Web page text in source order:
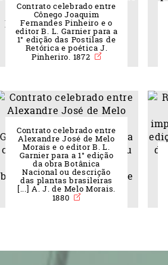
Contrato celebrado entre
Cônego Joaquim
Fernandes Pinheiro e o
editor B. L. Garnier para a
1° edição das Postilas de
Retórica e poética J.
Pinheriro. 1872
Contrato celebrado entre
Alexandre José de Melo
Morais e o editor B. L.
Garnier para a 1° edição
da obra Botânica
Nacional ou descrição
das plantas brasileiras
[...] A. J. de Melo Morais.
1880